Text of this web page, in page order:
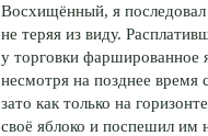
Восхищённый, я
не теряя из виду.
у торговки фаршированное
несмотря на позднее время
зато как только на
своё яблоко и поспешил им